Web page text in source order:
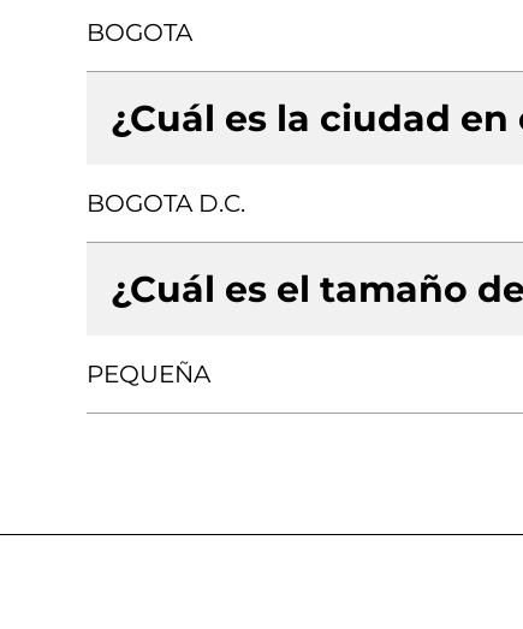
BOGOTA
¿Cuál es la ciudad
BOGOTA D.C.
¿Cuál es el tamaño
PEQUEÑA